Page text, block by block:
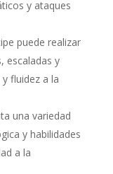
y ataques
puede realizar
escaladas y
fluidez a la
una variedad
y habilidades
a la